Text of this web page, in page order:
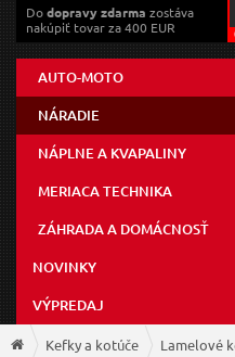
Dodopravy zdarma zostáva
nakúpiť tovar za 400 EUR
AUTO-MOTO
NÁRADIE
NÁPLNE A KVAPALINY
MERIACA TECHNIKA
ZÁHRADA A DOMÁCNOSŤ
NOVINKY
VÝPREDAJ
Kefky a kotúče Lamelové